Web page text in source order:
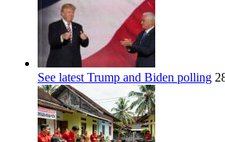
See latest Trump and Biden polling